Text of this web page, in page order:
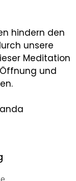
hindern den
unsere
Meditation
und